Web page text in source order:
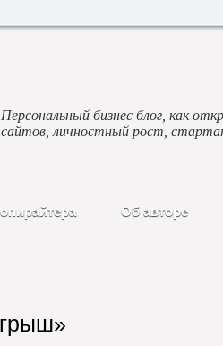
Персональный бизнес блог, как
сайтов, личностный рост,
Об авторе